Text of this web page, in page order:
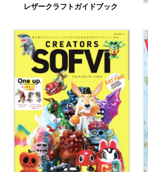
レザークラフトガイドブック